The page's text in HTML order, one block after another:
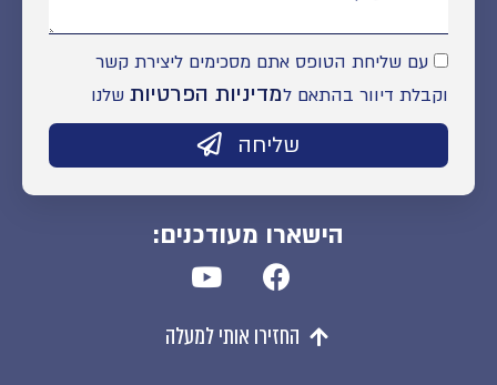
עם שליחת הטופס אתם מסכימים ליצירת קשר
וקבלת דיוור בהתאם למדיניות הפרטיות שלנו
שליחה
הישארו מעודכנים:
החזירו אותי למעלה